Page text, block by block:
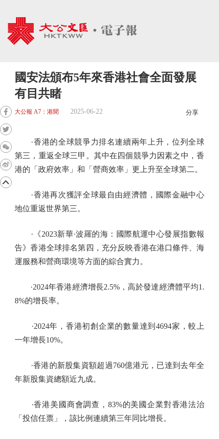
國安法頒布5年來香港社會全面發展
有目共睹
大公報 A7：港聞 2025-06-22 分享
·香港的全球競爭力排名連續兩年上升，位列全球
第三，重返全球三甲。其中在四個競爭力因素之中，香
港的「政府效率」和「營商效率」更上升至全球第二。
·香港再次獲評全球最自由經濟體，國際金融中心
地位重返世界第三。
·《2023新華·波羅的海：國際航運中心發展指數報
告》香港全球排名第四，充分反映香港在港口條件、海
運服務和營商環境等方面的綜合實力。
·2024年香港經濟增長2.5%，高於發達經濟體平均1.
8%的增長率。
·2024年，香港初創企業的數量達到4694家，較上
一年增長10%。
·香港的新股集資額超過760億港元，已達到去年全
年新股集資總額近九成。
·香港美國商會調查，83%的美國企業對香港法治
「投信任票」，該比例連續第三年同比增長。